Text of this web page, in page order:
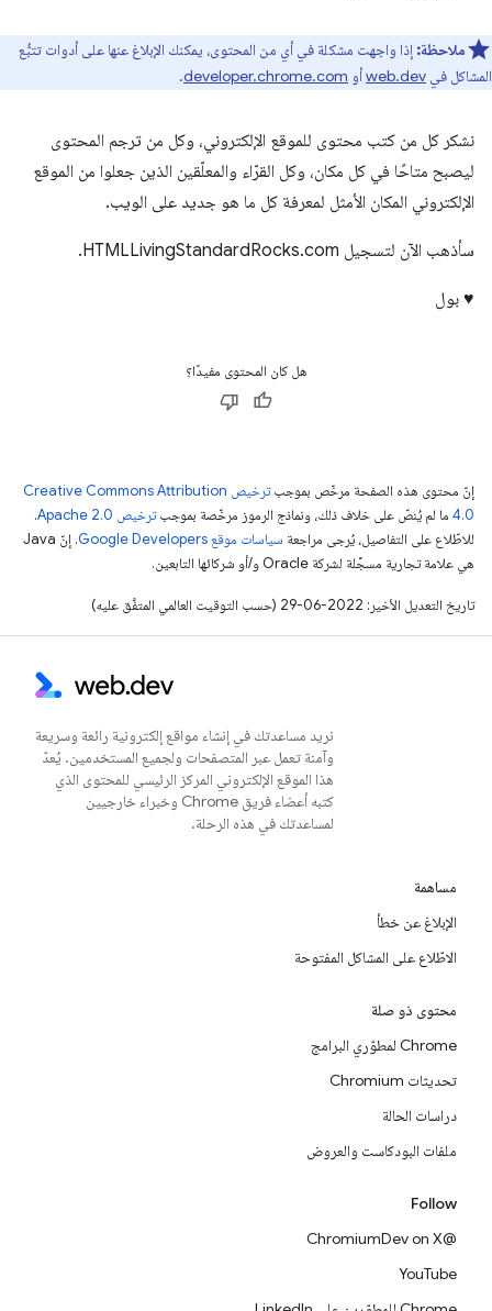
ملاحظة: إذا واجهت مشكلة في أي من المحتوى، يمكنك الإبلاغ عنها على أدوات تتبُّع
المشاكل في web.devأو developer.chrome.com
.
نشكر كل من كتب محتوى للموقع الإلكتروني، وكل من ترجم المحتوى
ليصبح متاحًا في كل مكان، وكل القرّاء والمعلّقين الذين جعلوا من الموقع
الإلكتروني المكان الأمثل لمعرفة كل ما هو جديد على الويب.
سأذهب الآن لتسجيل HTMLLivingStandardRocks.com.
♥️ بول
هل كان المحتوى مفيدًا؟
إنّ محتوى هذه الصفحة مرخّص بموجب
ترخيص Creative Commons Attribution
4.0‏ ما لم يُنصّ على خلاف ذلك، ونماذج الرموز مرخّصة بموجبترخيص Apache 2.0‏
.
للاطّلاع على التفاصيل، يُرجى مراجعة سياسات موقع Google Developers‏
. إنّ Java
هي علامة تجارية مسجَّلة لشركة Oracle و/أو شركائها التابعين.
تاريخ التعديل الأخير: 2022-06-29 (حسب التوقيت العالمي المتفَّق عليه)
نريد مساعدتك في إنشاء مواقع إلكترونية رائعة وسريعة
وآمنة تعمل عبر المتصفحات ولجميع المستخدمين. يُعدّ
هذا الموقع الإلكتروني المركز الرئيسي للمحتوى الذي
كتبه أعضاء فريق Chrome وخبراء خارجيين
لمساعدتك في هذه الرحلة.
مساهمة
الإبلاغ عن خطأ
الاطّلاع على المشاكل المفتوحة
محتوى ذو صلة
Chrome لمطوّري البرامج
تحديثات Chromium
دراسات الحالة
ملفات البودكاست والعروض
Follow
@ChromiumDev on X
YouTube